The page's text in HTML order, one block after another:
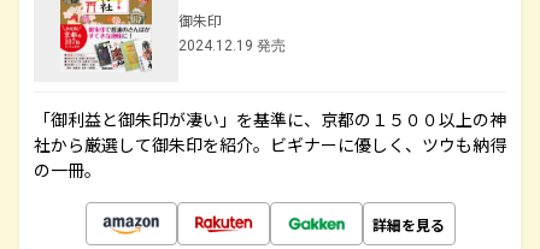
御朱印
2024.12.19 発売
「御利益と御朱印が凄い」を基準に、京都の１５００以上の神
社から厳選して御朱印を紹介。ビギナーに優しく、ツウも納得
の一冊。
詳細を見る